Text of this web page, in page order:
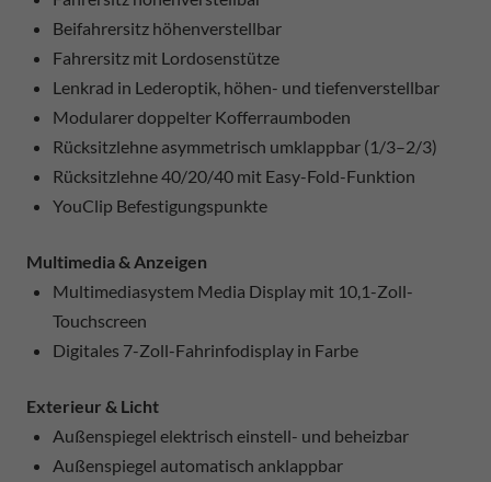
Beifahrersitz höhenverstellbar
Fahrersitz mit Lordosenstütze
Lenkrad in Lederoptik, höhen- und tiefenverstellbar
Modularer doppelter Kofferraumboden
Rücksitzlehne asymmetrisch umklappbar (1/3–2/3)
Rücksitzlehne 40/20/40 mit Easy-Fold-Funktion
YouClip Befestigungspunkte
Multimedia & Anzeigen
Multimediasystem Media Display mit 10,1-Zoll-
Touchscreen
Digitales 7-Zoll-Fahrinfodisplay in Farbe
Exterieur & Licht
Außenspiegel elektrisch einstell- und beheizbar
Außenspiegel automatisch anklappbar